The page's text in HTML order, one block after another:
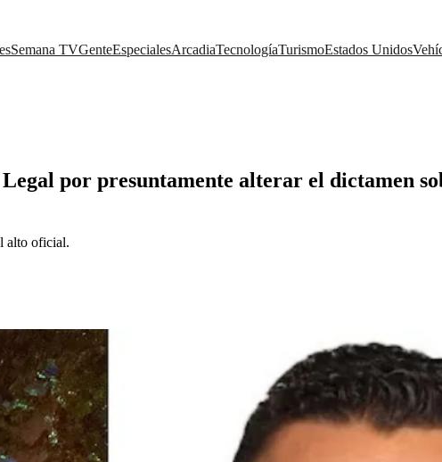
Semana TVGenteEspecialesArcadiaTecnologíaTurismoEstados Unidos
por presuntamente alterar el dictamen
alto oficial.